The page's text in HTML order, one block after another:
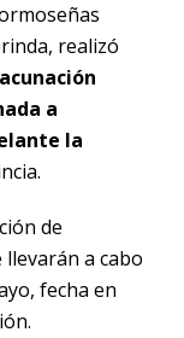
realizó
a
la
de
a cabo
fecha en